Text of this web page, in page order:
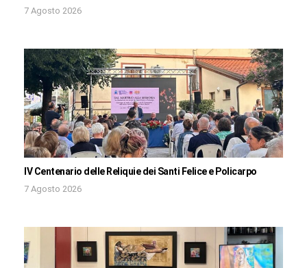
7 Agosto 2026
IV Centenario delle Reliquie dei Santi Felice e Policarpo
7 Agosto 2026